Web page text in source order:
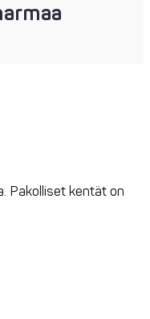
Pakolliset kentät on